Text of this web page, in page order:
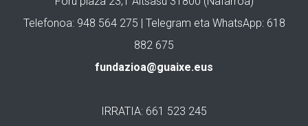
Telefonoa: 948 564 275 | Telegram eta WhatsApp: 618
882 675
fundazioa@guaixe.eus
IRRATIA: 661 523 245